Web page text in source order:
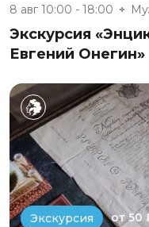
8 авг 10:00 - 18:00
Экскурсия
Евгений Онегин»
Экскурсия от 50